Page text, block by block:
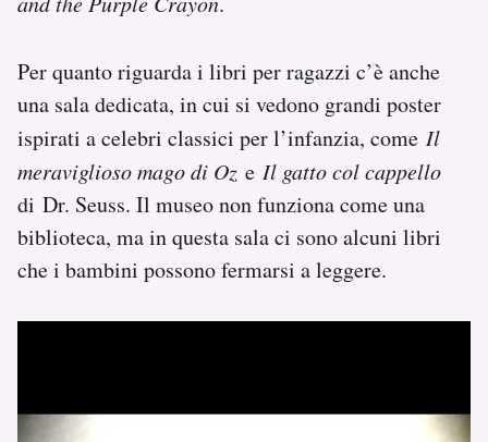
Per quanto riguarda i libri per ragazzi c’è anche
una sala dedicata, in cui si vedono grandi poster
ispirati a celebri classici per l’infanzia, come Il
meraviglioso mago di Oz e Il gatto col cappello
di Dr. Seuss. Il museo non funziona come una
biblioteca, ma in questa sala ci sono alcuni libri
che i bambini possono fermarsi a leggere.